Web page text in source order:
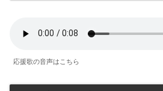
応援歌の音声はこちら